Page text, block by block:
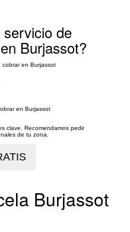
de
Burjassot?
cobrar en Burjassot
en Burjassot
clave. Recomendamos pedir
de tu zona.
Burjassot